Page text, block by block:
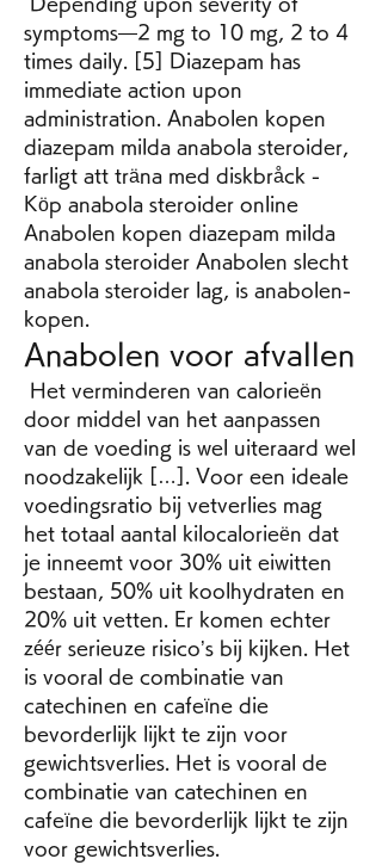
symptoms—2 mg to 10 mg, 2 to 4
times daily. [5] Diazepam has
immediate action upon
administration. Anabolen kopen
diazepam milda anabola steroider,
farligt att träna med diskbråck -
Köp anabola steroider online
Anabolen kopen diazepam milda
anabola steroider Anabolen slecht
anabola steroider lag, is anabolen-
kopen.
Anabolen voor afvallen
door middel van het aanpassen
van de voeding is wel uiteraard wel
noodzakelijk […]. Voor een ideale
voedingsratio bij vetverlies mag
het totaal aantal kilocalorieën dat
je inneemt voor 30% uit eiwitten
bestaan, 50% uit koolhydraten en
20% uit vetten. Er komen echter
zéér serieuze risico’s bij kijken. Het
is vooral de combinatie van
catechinen en cafeïne die
bevorderlijk lijkt te zijn voor
gewichtsverlies. Het is vooral de
combinatie van catechinen en
cafeïne die bevorderlijk lijkt te zijn
voor gewichtsverlies.